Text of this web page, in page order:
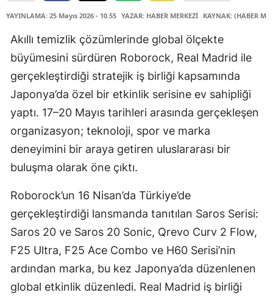
YAYINLAMA: 25 Mayıs 2026 - 10.55 YAZAR: HABER MERKEZİ KAYNAK: (HABER
Akıllı temizlik çözümlerinde global ölçekte
büyümesini sürdüren Roborock, Real Madrid ile
gerçekleştirdiği stratejik iş birliği kapsamında
Japonya’da özel bir etkinlik serisine ev sahipliği
yaptı. 17–20 Mayıs tarihleri arasında gerçekleşen
organizasyon; teknoloji, spor ve marka
deneyimini bir araya getiren uluslararası bir
buluşma olarak öne çıktı.
Roborock’un 16 Nisan’da Türkiye’de
gerçekleştirdiği lansmanda tanıtılan Saros Serisi:
Saros 20 ve Saros 20 Sonic, Qrevo Curv 2 Flow,
F25 Ultra, F25 Ace Combo ve H60 Serisi’nin
ardından marka, bu kez Japonya’da düzenlenen
global etkinlik düzenledi. Real Madrid iş birliği